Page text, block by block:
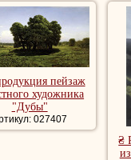
пейзаж
художника
"Дубы"
027407
₴